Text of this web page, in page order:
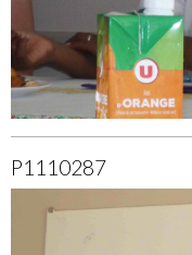
P1110287